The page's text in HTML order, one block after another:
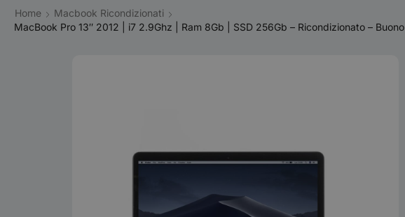
Home
Macbook Ricondizionati
MacBook Pro 13″ 2012 | i7 2.9Ghz | Ram 8Gb | SSD 256Gb – Ricondizionato – Buono